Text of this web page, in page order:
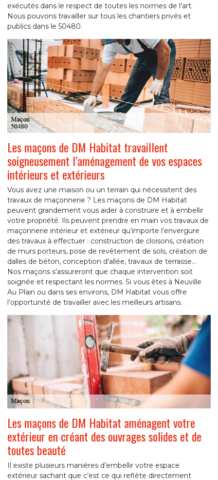
exécutés dans le respect de toutes les normes de l'art.
Nous pouvons travailler sur tous les chantiers privés et
publics dans le 50480.
Les maçons de DM Habitat travaillent
soigneusement l’aménagement de vos espaces
intérieurs et extérieurs
Vous avez une maison ou un terrain qui nécessitent des
travaux de maçonnerie ? Les maçons de DM Habitat
peuvent grandement vous aider à construire et à embellir
votre propriété. Ils peuvent prendre en main vos travaux de
maçonnerie intérieur et extérieur qu’importe l’envergure
des travaux à effectuer : construction de cloisons, création
de murs porteurs, pose de revêtement de sols, création de
dalles de béton, conception d’allée, travaux de terrasse…
Nos maçons s’assureront que chaque intervention soit
soignée et respectant les normes. Si vous êtes à Neuville
Au Plain ou dans ses environs, DM Habitat vous offre
l’opportunité de travailler avec les meilleurs artisans.
Les maçons de DM Habitat aménagent votre
extérieur en créant des ouvrages solides et de
toutes beauté
Il existe plusieurs manières d’embellir votre espace
extérieur sachant que c’est ce qui reflète directement